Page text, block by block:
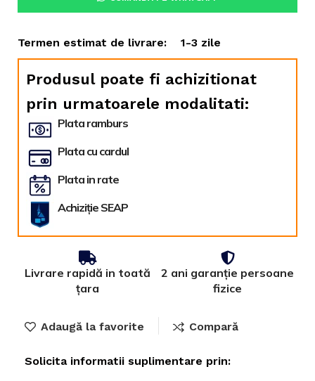
Termen estimat de livrare: 1-3 zile
Produsul poate fi achizitionat
prin urmatoarele modalitati:
Plata ramburs
Plata cu cardul
Plata in rate
Achiziție SEAP
Livrare rapidă in toată
țara
2 ani garanție persoane
fizice
Adaugă la favorite Compară
Solicita informatii suplimentare prin: